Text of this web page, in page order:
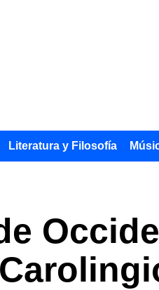
Literatura y Filosofía